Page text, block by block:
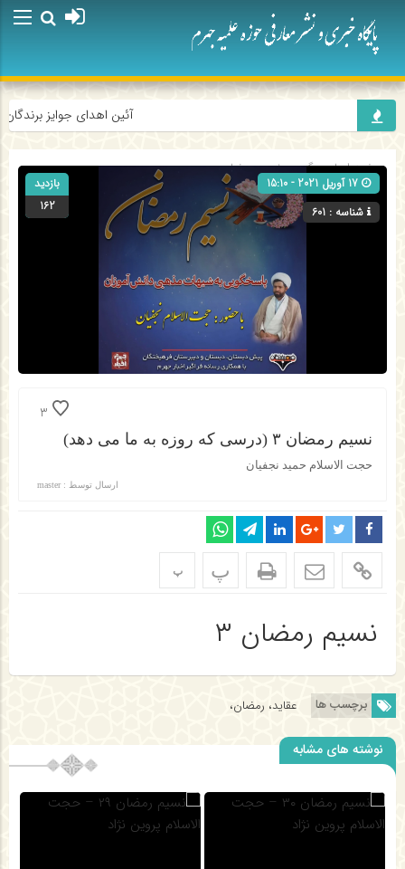
آئین اهدای جوایز
صفحه اصلی» گروه »نسیم رمضان
شناسه : 601
بازدید
162
3
نسیم رمضان ۳ (درسی که روزه به ما می دهد)
حجت الاسلام حمید نجفیان
ارسال توسط :master
پ پ
نسیم رمضان ۳
برچسب ها عقاید، رمضان،
نوشته های مشابه